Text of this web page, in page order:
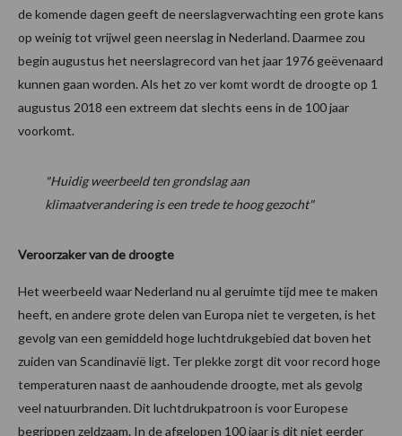
de komende dagen geeft de neerslagverwachting een grote kans
op weinig tot vrijwel geen neerslag in Nederland. Daarmee zou
begin augustus het neerslagrecord van het jaar 1976 geëvenaard
kunnen gaan worden. Als het zo ver komt wordt de droogte op 1
augustus 2018 een extreem dat slechts eens in de 100 jaar
voorkomt.
"Huidig weerbeeld ten grondslag aan
klimaatverandering is een trede te hoog gezocht"
Veroorzaker van de droogte
Het weerbeeld waar Nederland nu al geruimte tijd mee te maken
heeft, en andere grote delen van Europa niet te vergeten, is het
gevolg van een gemiddeld hoge luchtdrukgebied dat boven het
zuiden van Scandinavië ligt. Ter plekke zorgt dit voor record hoge
temperaturen naast de aanhoudende droogte, met als gevolg
veel natuurbranden. Dit luchtdrukpatroon is voor Europese
begrippen zeldzaam. In de afgelopen 100 jaar is dit niet eerder